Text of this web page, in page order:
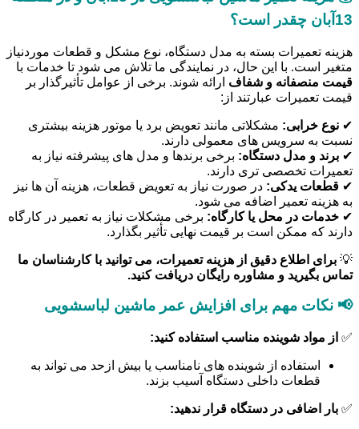
13آبان چقدر است؟
هزینه تعمیرات بسته به مدل دستگاه، نوع مشکل و قطعات موردنیاز
متغیر است. با این حال، در نمایندگی ما تلاش می شود تا خدمات با
قیمت منصفانه و شفاف ارائه شوند. برخی از عوامل تأثیرگذار بر
قیمت تعمیرات عبارتند از:
✔ نوع خرابی: مشکلاتی مانند تعویض برد یا موتور هزینه بیشتری
نسبت به سرویس های معمولی دارند.
✔ برند و مدل دستگاه: برخی برندها و مدل های پیشرفته نیاز به
تعمیرات تخصصی تری دارند.
✔ قطعات یدکی: در صورت نیاز به تعویض قطعات، هزینه آن ها نیز
به هزینه تعمیر اضافه می شود.
✔ خدمات در محل یا کارگاه: برخی مشکلات نیاز به تعمیر در کارگاه
دارند که ممکن است بر قیمت نهایی تأثیر بگذارد.
💡 برای اطلاع دقیق از هزینه تعمیرات، می توانید با کارشناسان ما
تماس بگیرید و مشاوره رایگان دریافت کنید.
📢 نکات مهم برای افزایش عمر ماشین لباسشویی
✅ از مواد شوینده مناسب استفاده کنید:
استفاده از شوینده های نامناسب یا بیش ازحد می تواند به
قطعات داخلی دستگاه آسیب بزند.
✅ بار اضافی در دستگاه قرار ندهید: